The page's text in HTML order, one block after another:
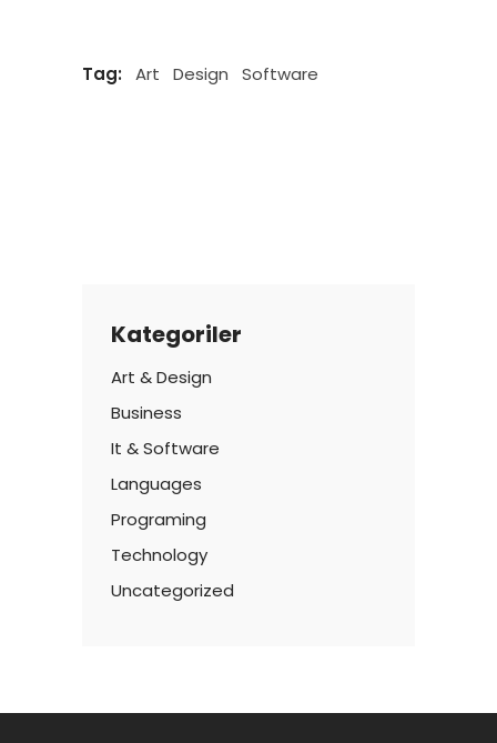
Tag: Art Design Software
Kategoriler
Art & Design
Business
It & Software
Languages
Programing
Technology
Uncategorized